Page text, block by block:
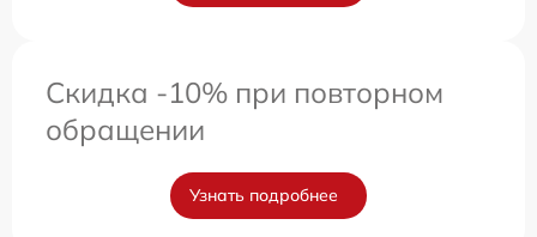
Скидка -10% при повторном
обращении
Узнать подробнее